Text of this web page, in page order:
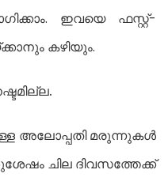
ഇവയെ ഫസ്റ്റ്-
കഴിയും.
അലോപ്പതി മരുന്നുകൾ
ചില ദിവസത്തേക്ക്